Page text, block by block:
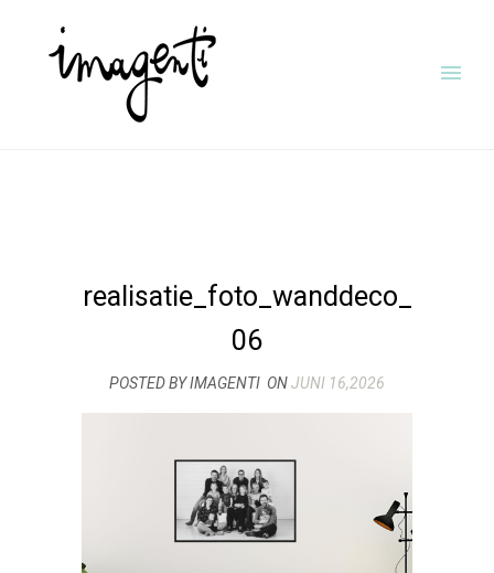
realisatie_foto_wanddeco_
06
POSTED BY IMAGENTI ONJUNI 16,2026